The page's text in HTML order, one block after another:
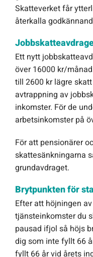
Skatteverket får
återkalla
Ett nytt
över 16000 kr/
till 2600 kr lägre
avtrappning av
inkomster. För de
arbetsinkomster på
För att pensionärer
skattesänkningarna
grundavdraget.
Brytpunkten för
Efter att höjningen
tjänsteinkomster du
pausad ifjol så höjs
dig som inte fyllt 66
fyllt 66 år vid årets